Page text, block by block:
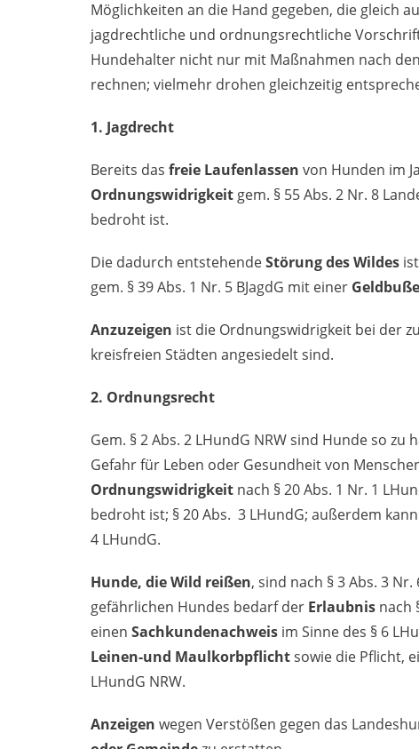
Möglichkeiten an die Hand gegeben, die gleich
jagdrechtliche und ordnungsrechtliche
Hundehalter nicht nur mit Maßnahmen nach
rechnen; vielmehr drohen gleichzeitig
1. Jagdrecht
Bereits das freie Laufenlassen von Hunden im
Ordnungswidrigkeit gem. § 55 Abs. 2 Nr. 8
bedroht ist.
Die dadurch entstehendeStörung des Wildes
gem. § 39 Abs. 1 Nr. 5 BJagdG mit einer
Anzuzeigen ist die Ordnungswidrigkeit bei der
kreisfreien Städten angesiedelt sind.
2. Ordnungsrecht
Gem. § 2 Abs. 2 LHundG NRW sind Hunde so
Gefahr für Leben oder Gesundheit von
Ordnungswidrigkeit nach § 20 Abs. 1 Nr. 1
bedroht ist; § 20 Abs. 3 LHundG; außerdem
4 LHundG.
Hunde, die Wild reißen, sind nach § 3 Abs. 3 Nr.
gefährlichen Hundes bedarf der Erlaubnis nach
einen Sachkundenachweis im Sinne des § 6
Leinen-und Maulkorbpflichtsowie die Pflicht,
LHundG NRW.
Anzeigen wegen Verstößen gegen das